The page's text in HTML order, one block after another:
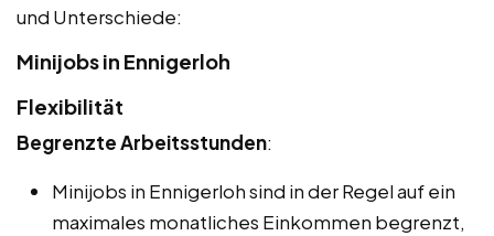
und Unterschiede:
Minijobs in Ennigerloh
Flexibilität
Begrenzte Arbeitsstunden:
Minijobs in Ennigerloh sind in der Regel auf ein
maximales monatliches Einkommen begrenzt,